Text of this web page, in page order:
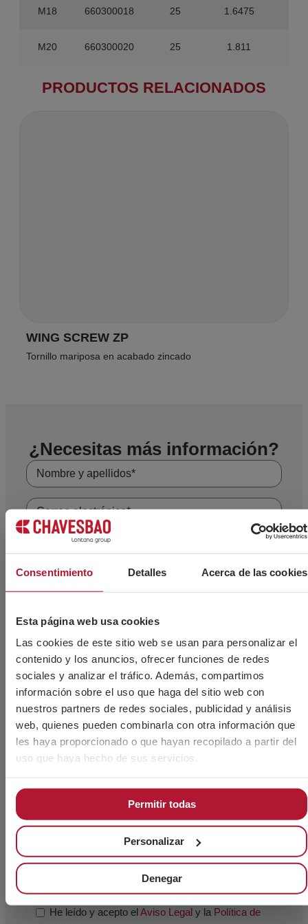
Consentimiento Detalles Acerca de las cookies
Esta página web usa cookies
Las cookies de este sitio web se usan para personalizar el
contenido y los anuncios, ofrecer funciones de redes
sociales y analizar el tráfico. Además, compartimos
información sobre el uso que haga del sitio web con
nuestros partners de redes sociales, publicidad y análisis
web, quienes pueden combinarla con otra información que
les haya proporcionado o que hayan recopilado a partir del
uso que haya hecho de sus servicios.
Permitir todas
Personalizar
Denegar
M18 660300018 25 1.6475
M20 660300020 25 1.811
PRODUCTOS RELACIONADOS
WING SCREW ZP
Tornillo mariposa en acabado zincado
¿Necesitas más información?
Acepto el uso de mis datos personales por el
mi información y asesoramiento de sus productos.
He leído y acepto elAviso Legal y la Política de